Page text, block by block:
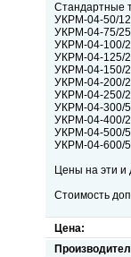
Стандартные
УКРМ-04-50/
УКРМ-04-75/25
УКРМ-04-100/
УКРМ-04-125/
УКРМ-04-150/
УКРМ-04-200/
УКРМ-04-250/
УКРМ-04-300/
УКРМ-04-400/
УКРМ-04-500/
УКРМ-04-600/
Цены на эти и
Стоимость
Цена: